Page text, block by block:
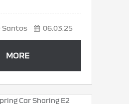
Santos 06.03.25
MORE